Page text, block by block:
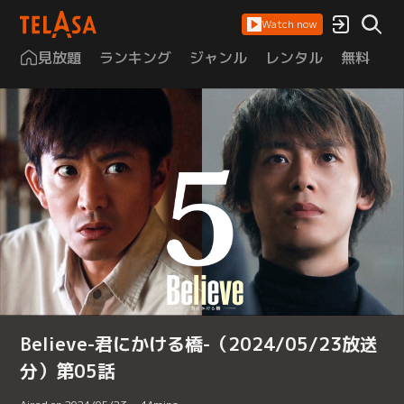
Watch now
見放題 ランキング ジャンル レンタル 無料
Believe-君にかける橋-（2024/05/23放送
分）第05話